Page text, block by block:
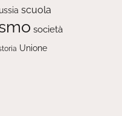
scuola
società
Unione